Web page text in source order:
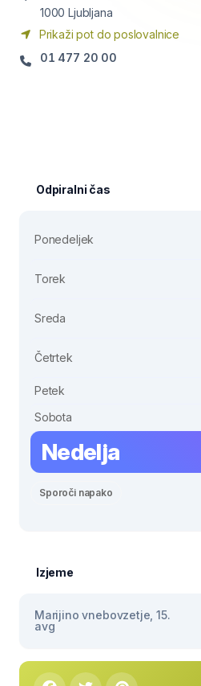
1000 Ljubljana
Prikaži pot do poslovalnice
01 477 20 00
Odpiralni čas
Ponedeljek
Torek
Sreda
Četrtek
Petek
Sobota
Nedelja
Sporoči napako
Izjeme
Marijino vnebovzetje, 15.
avg